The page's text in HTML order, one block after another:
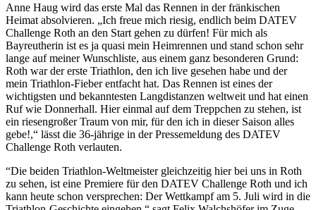
Anne Haug wird das erste Mal das Rennen in der fränkischen
Heimat absolvieren. „Ich freue mich riesig, endlich beim DATEV
Challenge Roth an den Start gehen zu dürfen! Für mich als
Bayreutherin ist es ja quasi mein Heimrennen und stand schon sehr
lange auf meiner Wunschliste, aus einem ganz besonderen Grund:
Roth war der erste Triathlon, den ich live gesehen habe und der
mein Triathlon-Fieber entfacht hat. Das Rennen ist eines der
wichtigsten und bekanntesten Langdistanzen weltweit und hat einen
Ruf wie Donnerhall. Hier einmal auf dem Treppchen zu stehen, ist
ein riesengroßer Traum von mir, für den ich in dieser Saison alles
gebe!,“ lässt die 36-jährige in der Pressemeldung des DATEV
Challenge Roth verlauten.
“Die beiden Triathlon-Weltmeister gleichzeitig hier bei uns in Roth
zu sehen, ist eine Premiere für den DATEV Challenge Roth und ich
kann heute schon versprechen: Der Wettkampf am 5. Juli wird in die